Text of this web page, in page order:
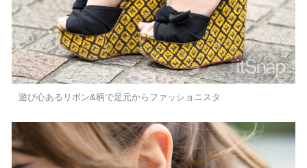
遊び心あるリボン&柄で足元からファッショニスタ